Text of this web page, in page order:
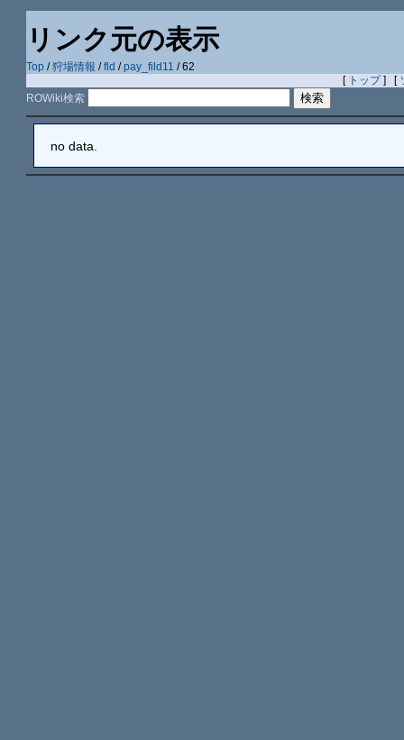
リンク元の表示
Top /狩場情報 /fld /pay_fild11 / 62
[ トップ] [
ROWiki検索
no data.